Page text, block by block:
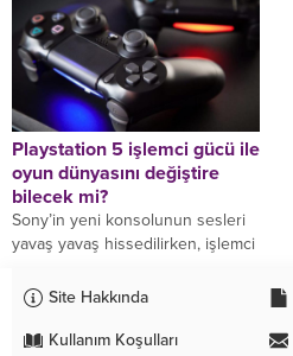
Playstation 5 işlemci gücü ile
oyun dünyasını değiştire
bilecek mi?
Sony’in yeni konsolunun sesleri
yavaş yavaş hissedilirken, işlemci
açıldı. Daha önce Spider-Man
Site Hakkında
Kullanım Koşulları